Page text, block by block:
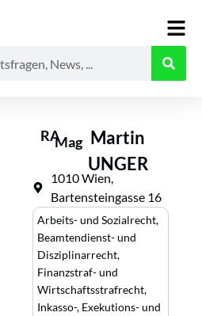
RAMag Martin
UNGER
1010 Wien,
Bartensteingasse 16
Arbeits- und Sozialrecht,
Beamtendienst- und
Disziplinarrecht,
Finanzstraf- und
Wirtschaftsstrafrecht,
Inkasso-, Exekutions- und